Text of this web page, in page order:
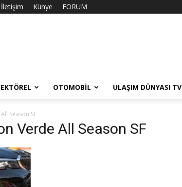
İletişim Künye FORUM
OTOMOBIL ULAŞIM DÜNYASI TV
Season SF
Verde All Season SF